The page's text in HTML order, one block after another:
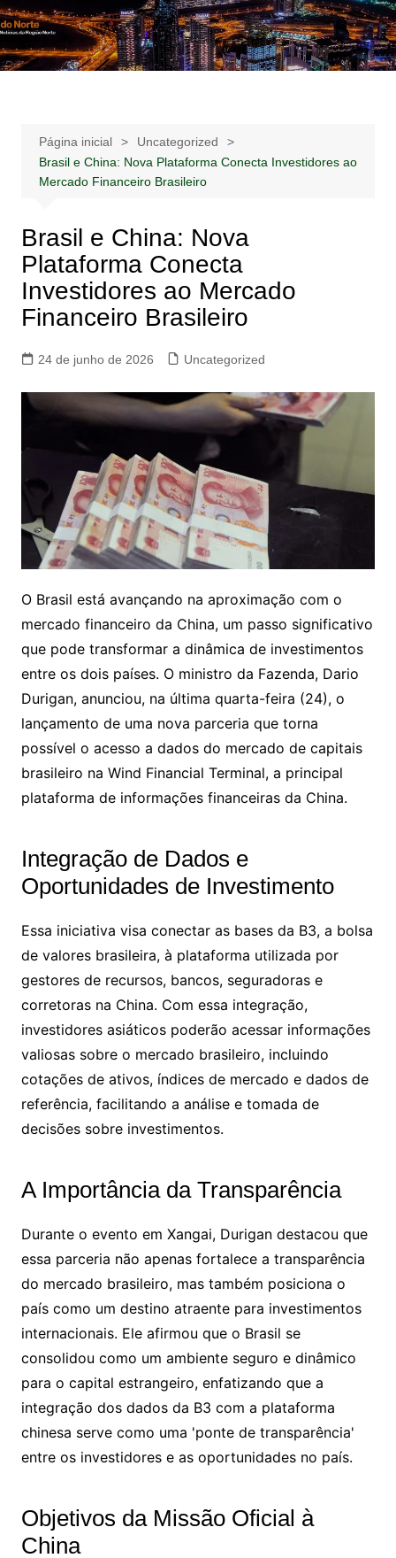
Ir
para
o
Notícias –
Publicidades –
Notícias – Publicidades – Anúncios
Página inicial
Uncategorized
Brasil e China: Nova Plataforma Conecta Investidores ao
Mercado Financeiro Brasileiro
Brasil e China: Nova
Plataforma Conecta
Investidores ao Mercado
Financeiro Brasileiro
24 de junho de 2026 Uncategorized
O Brasil está avançando na aproximação com o
mercado financeiro da China, um passo significativo
que pode transformar a dinâmica de investimentos
entre os dois países. O ministro da Fazenda, Dario
Durigan, anunciou, na última quarta-feira (24), o
lançamento de uma nova parceria que torna
possível o acesso a dados do mercado de capitais
brasileiro na Wind Financial Terminal, a principal
plataforma de informações financeiras da China.
Integração de Dados e
Oportunidades de Investimento
Essa iniciativa visa conectar as bases da B3, a bolsa
de valores brasileira, à plataforma utilizada por
gestores de recursos, bancos, seguradoras e
corretoras na China. Com essa integração,
investidores asiáticos poderão acessar informações
valiosas sobre o mercado brasileiro, incluindo
cotações de ativos, índices de mercado e dados de
referência, facilitando a análise e tomada de
decisões sobre investimentos.
A Importância da Transparência
Durante o evento em Xangai, Durigan destacou que
essa parceria não apenas fortalece a transparência
do mercado brasileiro, mas também posiciona o
país como um destino atraente para investimentos
internacionais. Ele afirmou que o Brasil se
consolidou como um ambiente seguro e dinâmico
para o capital estrangeiro, enfatizando que a
integração dos dados da B3 com a plataforma
chinesa serve como uma 'ponte de transparência'
entre os investidores e as oportunidades no país.
Objetivos da Missão Oficial à
China